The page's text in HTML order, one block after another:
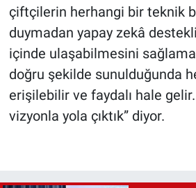
çiftçilerin herhangi bir teknik
duymadan yapay zekâ
içinde ulaşabilmesini
doğru şekilde sunulduğunda
erişilebilir ve faydalı hale
vizyonla yola çıktık” diyor.